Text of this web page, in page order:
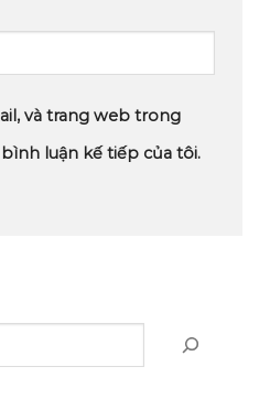
và trang web trong
luận kế tiếp của tôi.